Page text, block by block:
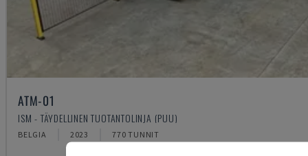
ATM-01
ISM - TÄYDELLINEN TUOTANTOLINJA (PUU)
BELGIA 2023 770 TUNNIT